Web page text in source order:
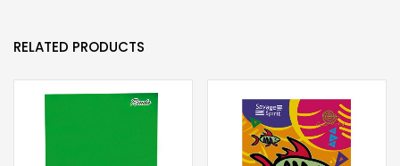
RELATED PRODUCTS